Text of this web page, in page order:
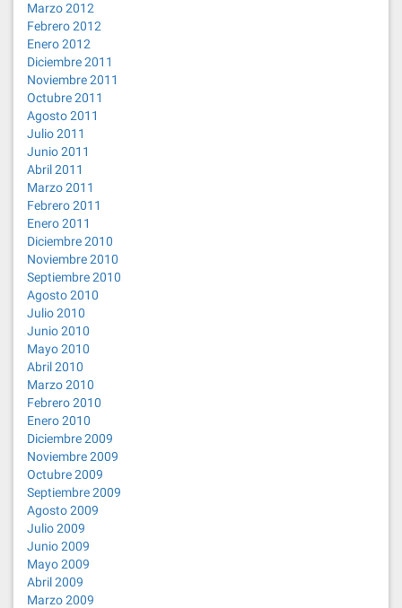
Marzo 2012
Febrero 2012
Enero 2012
Diciembre 2011
Noviembre 2011
Octubre 2011
Agosto 2011
Julio 2011
Junio 2011
Abril 2011
Marzo 2011
Febrero 2011
Enero 2011
Diciembre 2010
Noviembre 2010
Septiembre 2010
Agosto 2010
Julio 2010
Junio 2010
Mayo 2010
Abril 2010
Marzo 2010
Febrero 2010
Enero 2010
Diciembre 2009
Noviembre 2009
Octubre 2009
Septiembre 2009
Agosto 2009
Julio 2009
Junio 2009
Mayo 2009
Abril 2009
Marzo 2009